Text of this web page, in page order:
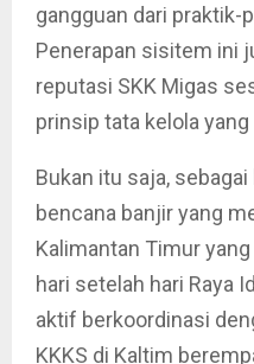
gangguan dari praktik-
Penerapan sisitem ini
reputasi SKK Migas
prinsip tata kelola
Bukan itu saja,
bencana banjir yang
Kalimantan Timur
hari setelah hari Raya
aktif berkoordinasi
KKKS di Kaltim